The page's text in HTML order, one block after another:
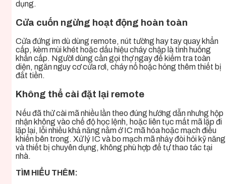
dụng.
Cửa cuốn ngừng hoạt động hoàn toàn
Cửa đứng im dù dùng remote, nút tường hay tay quay khẩn
cấp, kèm mùi khét hoặc dấu hiệu cháy chập là tình huống
khẩn cấp. Người dùng cần gọi thợ ngay để kiểm tra toàn
diện, ngăn nguy cơ cửa rơi, cháy nổ hoặc hỏng thêm thiết bị
đắt tiền.
Không thể cài đặt lại remote
Nếu đã thử cài mã nhiều lần theo đúng hướng dẫn nhưng hộp
nhận không vào chế độ học lệnh, hoặc liên tục mất mã lặp đi
lặp lại, lỗi nhiều khả năng nằm ở IC mã hóa hoặc mạch điều
khiển bên trong. Xử lý IC và bo mạch mã nhảy đòi hỏi kỹ năng
và thiết bị chuyên dụng, không phù hợp để tự thao tác tại
nhà.
TÌM HIỂU THÊM: